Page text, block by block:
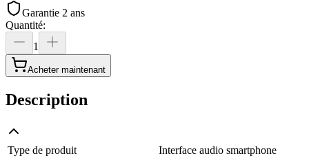
Garantie 2 ans
Quantité:
1
Acheter maintenant
Description
Type de produit
Interface audio smartphone